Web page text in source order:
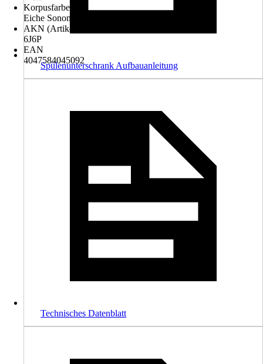
Korpusfarbe
Eiche Sonoma
AKN (Artikelkurznummer)
6J6P
EAN
4047584045092
Spülenunterschrank Aufbauanleitung
Technisches Datenblatt